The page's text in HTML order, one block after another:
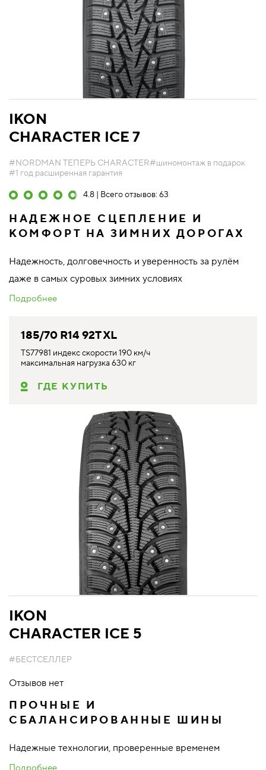
IKON
CHARACTER ICE 7
#NORDMAN ТЕПЕРЬ CHARACTER#шиномонтаж в подарок
#1 год расширенная гарантия
4.8 | Всего отзывов: 63
НАДЕЖНОЕ СЦЕПЛЕНИЕ И
КОМФОРТ НА ЗИМНИХ ДОРОГАХ
Надежность, долговечность и уверенность за рулём
даже в самых суровых зимних условиях
Подробнее
185/70 R14 92T XL
TS77981 индекс скорости 190 км/ч
максимальная нагрузка 630 кг
ГДЕ КУПИТЬ
IKON
CHARACTER ICE 5
#БЕСТСЕЛЛЕР
Отзывов нет
ПРОЧНЫЕ И
СБАЛАНСИРОВАННЫЕ ШИНЫ
Надежные технологии, проверенные временем